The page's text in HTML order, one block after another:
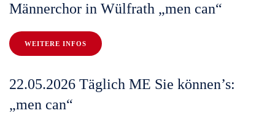
Männerchor in Wülfrath „men can“
WEITERE INFOS
22.05.2026 Täglich ME Sie können’s:
„men can“